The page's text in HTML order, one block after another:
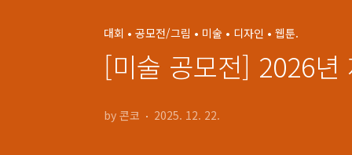
대회 • 공모전/그림 • 미술 • 디자인 • 웹툰.
[미술 공모전] 2026년
by 콘코 2025. 12. 22.